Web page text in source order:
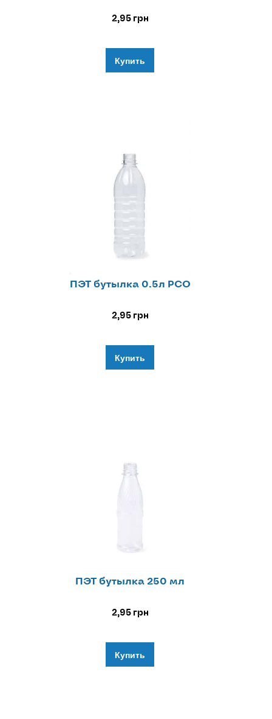
2,95 грн
Купить
ПЭТ бутылка 0.5л РСО
2,95 грн
Купить
ПЭТ бутылка 250 мл
2,95 грн
Купить